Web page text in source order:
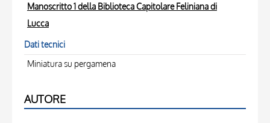
Manoscritto 1 della Biblioteca Capitolare Feliniana di
Lucca
Dati tecnici
Miniatura su pergamena
AUTORE